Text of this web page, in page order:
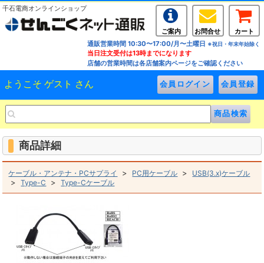
千石電商オンラインショップ
ご案内 お問合せ
カート
通販営業時間 10:30〜17:00/月〜土曜日 ※祝日・年末年始除く
当日注文受付は13時までになります
店舗の営業時間は各店舗案内ページをご確認ください
ようこそ ゲスト さん
商品詳細
ケーブル・アンテナ・PCサプライ > PC用ケーブル > USB(3.x)ケーブル
>Type-C >Type-Cケーブル